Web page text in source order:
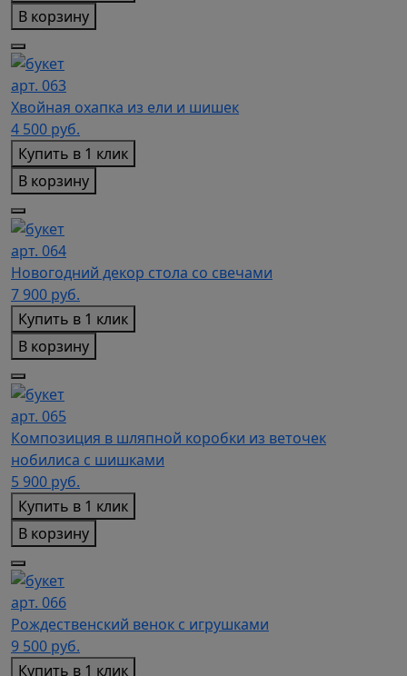
В корзину
арт. 063
Хвойная охапка из ели и шишек
4 500 руб.
Купить в 1 клик
В корзину
арт. 064
Новогодний декор стола со свечами
7 900 руб.
Купить в 1 клик
В корзину
арт. 065
Композиция в шляпной коробки из веточек
нобилиса с шишками
5 900 руб.
Купить в 1 клик
В корзину
арт. 066
Рождественский венок с игрушками
9 500 руб.
Купить в 1 клик